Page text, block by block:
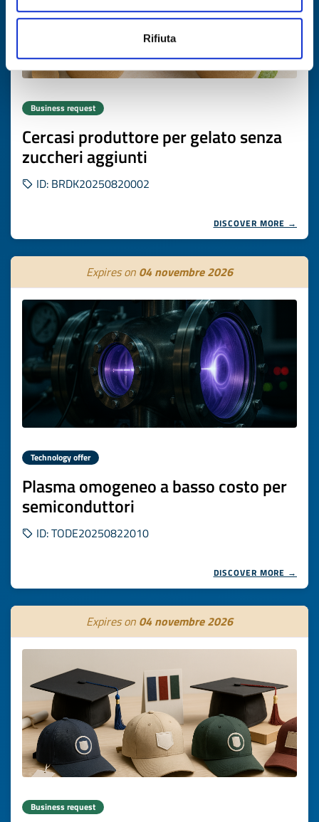
Rifiuta
Business request
Cercasi produttore per gelato senza
zuccheri aggiunti
ID: BRDK20250820002
DISCOVER MORE →
Expires on 04 novembre 2026
Technology offer
Plasma omogeneo a basso costo per
semiconduttori
ID: TODE20250822010
DISCOVER MORE →
Expires on 04 novembre 2026
Business request